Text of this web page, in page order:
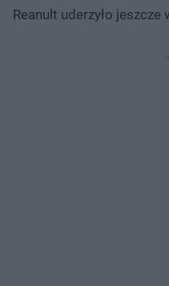
Reanult uderzyło jeszcze